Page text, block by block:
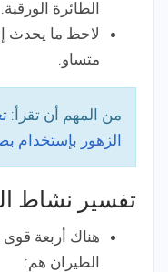
الطائرة الورقية.
لاحظ ما يحدث
متساو.
من المهم أن تقرأ:
الزهور بإستخدام
تفسير نشاط
هناك أربعة
الطيران هم: